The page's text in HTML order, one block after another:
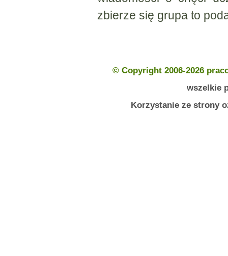
zbierze się grupa to
© Copyright 2006-2026
wszelkie
Korzystanie ze strony